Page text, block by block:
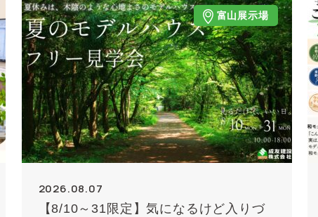
富山展示場
2026.08.07
【8/10～31限定】気になるけど入りづ